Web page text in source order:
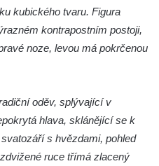
kubického tvaru. Figura
kontrapostním postoji,
noze, levou má pokrčenou
oděv, splývající v
hlava, sklánějící se k
s hvězdami, pohled
ruce třímá zlacený